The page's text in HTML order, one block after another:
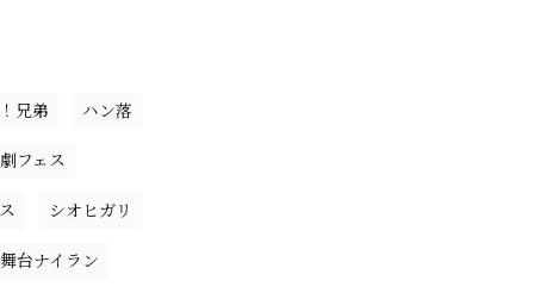
兄弟 ハン落
フェス
シオヒガリ
舞台ナイラン